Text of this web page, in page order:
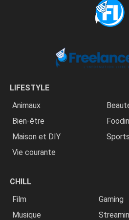
LIFESTYLE
Animaux
Bien-être
Maison et DIY
Sports
Vie courante
CHILL
Film
Gaming
Musique